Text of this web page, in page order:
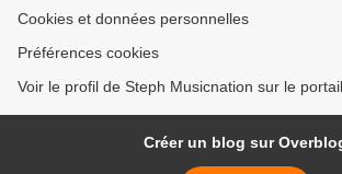
Cookies et données personnelles
Préférences cookies
Voir le profil de Steph Musicnation sur le
Créer un blog sur